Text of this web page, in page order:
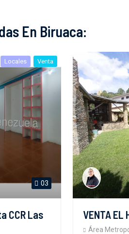
En Biruaca:
Locales Venta
03
CCR Las
VENTA
Área